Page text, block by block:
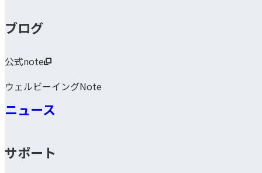
ブログ
公式note
ウェルビーイングNote
ニュース
サポート